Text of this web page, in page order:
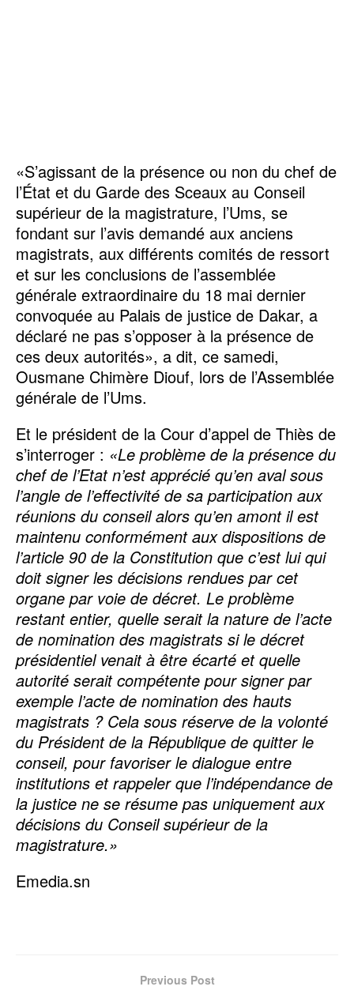
«S’agissant de la présence ou non du chef de
l’État et du Garde des Sceaux au Conseil
supérieur de la magistrature, l’Ums, se
fondant sur l’avis demandé aux anciens
magistrats, aux différents comités de ressort
et sur les conclusions de l’assemblée
générale extraordinaire du 18 mai dernier
convoquée au Palais de justice de Dakar, a
déclaré ne pas s’opposer à la présence de
ces deux autorités», a dit, ce samedi,
Ousmane Chimère Diouf, lors de l’Assemblée
générale de l’Ums.
Et le président de la Cour d’appel de Thiès de
s’interroger : «Le problème de la présence du
chef de l’Etat n’est apprécié qu’en aval sous
l’angle de l’effectivité de sa participation aux
réunions du conseil alors qu’en amont il est
maintenu conformément aux dispositions de
l’article 90 de la Constitution que c’est lui qui
doit signer les décisions rendues par cet
organe par voie de décret. Le problème
restant entier, quelle serait la nature de l’acte
de nomination des magistrats si le décret
présidentiel venait à être écarté et quelle
autorité serait compétente pour signer par
exemple l’acte de nomination des hauts
magistrats ? Cela sous réserve de la volonté
du Président de la République de quitter le
conseil, pour favoriser le dialogue entre
institutions et rappeler que l’indépendance de
la justice ne se résume pas uniquement aux
décisions du Conseil supérieur de la
magistrature.»
Emedia.sn
Previous Post